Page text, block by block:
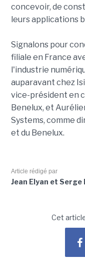
concevoir, de
leurs applications
Signalons pour
filiale en France
l'industrie
auparavant chez
vice-président en
Benelux, et
Systems, comme
et du Benelux.
Article rédigé par
Jean Elyan et Serge
Cet